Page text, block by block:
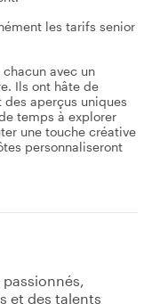
les tarifs senior
avec un
Ils ont hâte de
aperçus uniques
temps à explorer
une touche créative
personnaliseront
et des talents